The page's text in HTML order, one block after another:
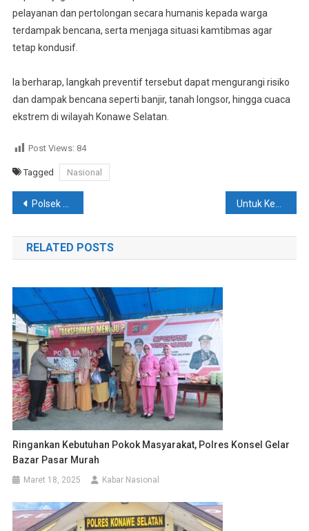
pelayanan dan pertolongan secara humanis kepada warga
terdampak bencana, serta menjaga situasi kamtibmas agar
tetap kondusif.
Ia berharap, langkah preventif tersebut dapat mengurangi risiko
dan dampak bencana seperti banjir, tanah longsor, hingga cuaca
ekstrem di wilayah Konawe Selatan.
Post Views: 84
Tagged Nasional
Navigasi
pos
Polsek Tinanggea Tangkap Terduga Pelaku Pencurian Yang Rugikan Korban Hingga 165 Juta Untuk Keselamatan, Satlantas Polres Konsel Pasang Spanduk Imbauan Di Beberapa Lokasi Rawan Kecalakaan
RELATED POSTS
Ringankan Kebutuhan Pokok Masyarakat, Polres Konsel Gelar
Bazar Pasar Murah
Maret 18, 2025 Kabar Nasional